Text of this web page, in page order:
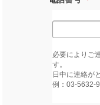
必要によりご
す。
日中に連絡が
例：03-5632-